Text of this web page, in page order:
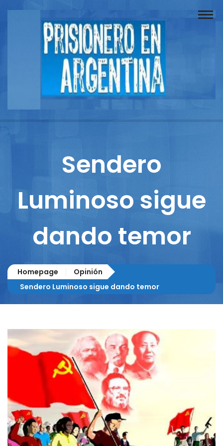
Buscador
Documentos
Columnistas
Sendero
Luminoso sigue
dando temor
Homepage
Opinión
Sendero Luminoso sigue dando temor